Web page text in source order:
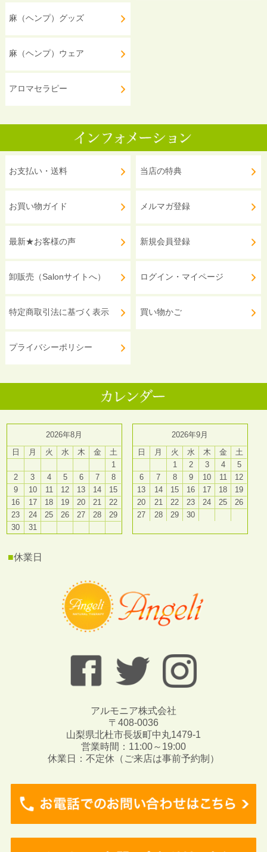
麻（ヘンプ）グッズ
麻（ヘンプ）ウェア
アロマセラピー
お支払い・送料
お買い物ガイド
最新★お客様の声
卸販売（Salonサイトへ）
特定商取引法に基づく表示
プライバシーポリシー
当店の特典
メルマガ登録
新規会員登録
ログイン・マイページ
買い物かご
2026年8月
日
月 火 水 木 金
土
1
2
3 4 5 6 7
8
9
10 11 12 13 14
15
16
17 18 19 20 21
22
23
24 25 26 27 28
29
30
31
2026年9月
日
月 火 水 木 金
土
1
2 3 4
5
6
7 8 9 10 11
12
13
14 15 16 17 18
19
20
21 22 23 24 25
26
27
28 29 30
■休業日
アルモニア株式会社
〒408-0036
山梨県北杜市長坂町中丸1479-1
営業時間：11:00～19:00
休業日：不定休（ご来店は事前予約制）